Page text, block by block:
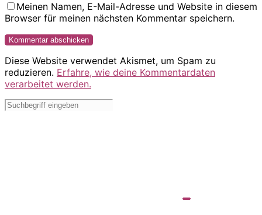
Meinen Namen, E-Mail-Adresse und Website in diesem
Browser für meinen nächsten Kommentar speichern.
Diese Website verwendet Akismet, um Spam zu
reduzieren. Erfahre, wie deine Kommentardaten
verarbeitet werden.